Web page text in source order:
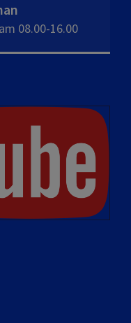
08.00-16.00